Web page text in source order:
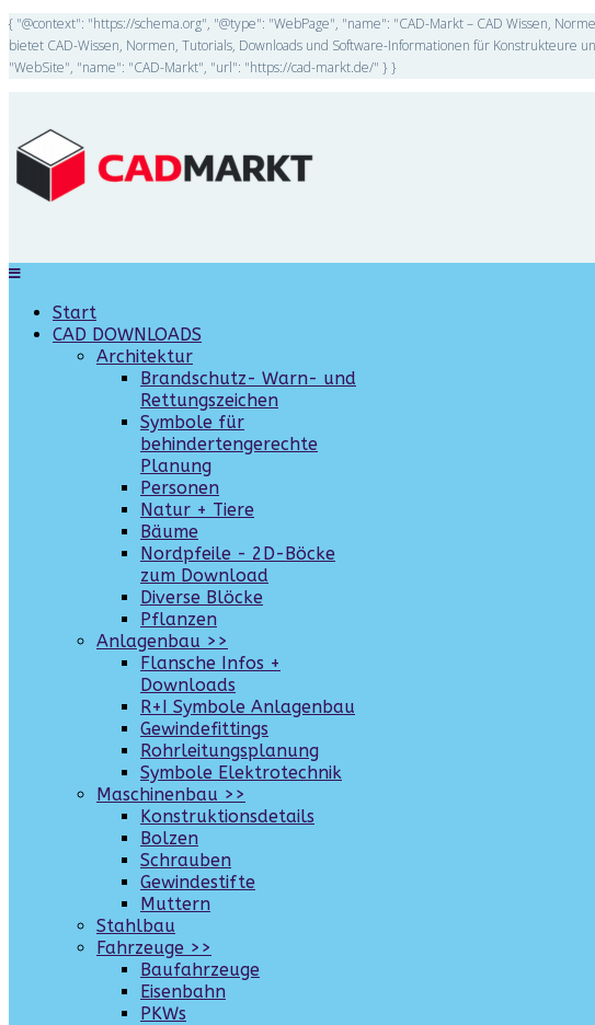
{ "@context": "https://schema.org", "@type": "WebPage", "name": "CAD-Markt – CAD Wissen,
bietet CAD-Wissen, Normen, Tutorials, Downloads und Software-Informationen für Konstrukteure
"WebSite", "name": "CAD-Markt", "url": "https://cad-markt.de/" } }
Start
CAD DOWNLOADS
Architektur
Brandschutz- Warn- und
Rettungszeichen
Symbole für
behindertengerechte
Planung
Personen
Natur + Tiere
Bäume
Nordpfeile - 2D-Böcke
zum Download
Diverse Blöcke
Pflanzen
Anlagenbau >>
Flansche Infos +
Downloads
R+I Symbole Anlagenbau
Gewindefittings
Rohrleitungsplanung
Symbole Elektrotechnik
Maschinenbau >>
Konstruktionsdetails
Bolzen
Schrauben
Gewindestifte
Muttern
Stahlbau
Fahrzeuge >>
Baufahrzeuge
Eisenbahn
PKWs